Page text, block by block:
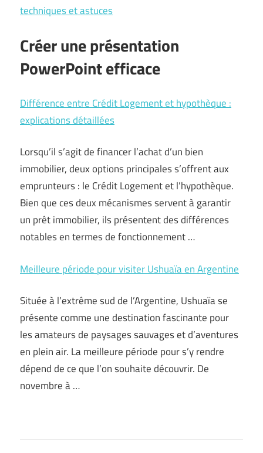
techniques et astuces
Créer une présentation
PowerPoint efficace
Différence entre Crédit Logement et hypothèque :
explications détaillées
Lorsqu’il s’agit de financer l’achat d’un bien
immobilier, deux options principales s’offrent aux
emprunteurs : le Crédit Logement et l’hypothèque.
Bien que ces deux mécanismes servent à garantir
un prêt immobilier, ils présentent des différences
notables en termes de fonctionnement …
Meilleure période pour visiter Ushuaïa en Argentine
Située à l’extrême sud de l’Argentine, Ushuaïa se
présente comme une destination fascinante pour
les amateurs de paysages sauvages et d’aventures
en plein air. La meilleure période pour s’y rendre
dépend de ce que l’on souhaite découvrir. De
novembre à …